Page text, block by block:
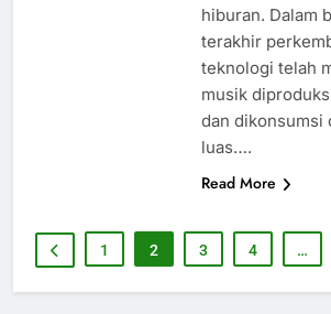
hiburan. Dalam
terakhir
teknologi telah
musik
dan dikonsumsi
luas….
Read More
1 2 3 4 …